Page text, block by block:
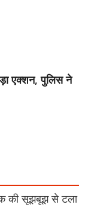
एक्शन, पुलिस ने
की सूझबूझ से टला